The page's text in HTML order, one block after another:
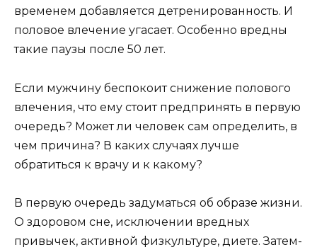
временем добавляется детренированность. И
половое влечение угасает. Особенно вредны
такие паузы после 50 лет.
Если мужчину беспокоит снижение полового
влечения, что ему стоит предпринять в первую
очередь? Может ли человек сам определить, в
чем причина? В каких случаях лучше
обратиться к врачу и к какому?
В первую очередь задуматься об образе жизни.
О здоровом сне, исключении вредных
привычек, активной физкультуре, диете. Затем-